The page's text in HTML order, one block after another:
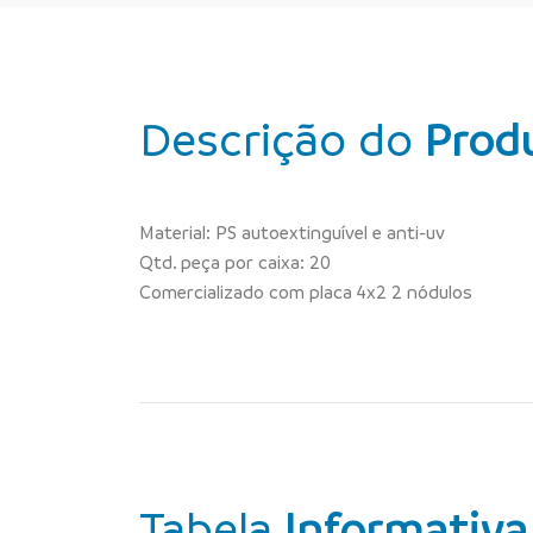
Descrição do
Material: PS autoextinguível e anti-uv
Qtd. peça por caixa: 20
Comercializado com placa 4x2 2 nódulos